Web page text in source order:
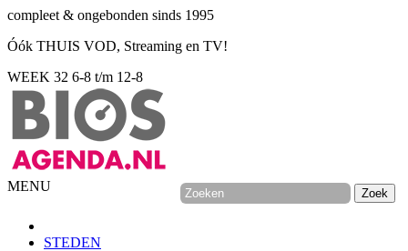
compleet & ongebonden sinds 1995
Óók THUIS VOD, Streaming en TV!
WEEK 32 6-8 t/m 12-8
MENU
STEDEN